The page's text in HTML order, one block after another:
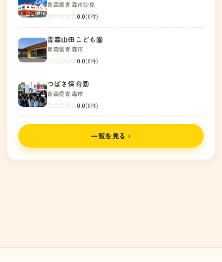
青森県青森市妙見
0.0(0件)
青森山田こども園
青森県青森市
0.0(0件)
つばさ保育園
青森県青森市
0.0(0件)
一覧を見る ›